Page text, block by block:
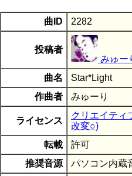
曲ID 2282
投稿者
みゅー
曲名
Star*Light
作曲者
みゅーり
ライセンス
クリエイティ
改変○)
転載
許可
推奨音源
パソコン内蔵